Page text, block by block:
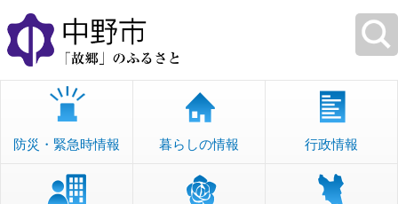
本
文
へ
移
防災・緊急時情報 暮らしの情報 行政情報